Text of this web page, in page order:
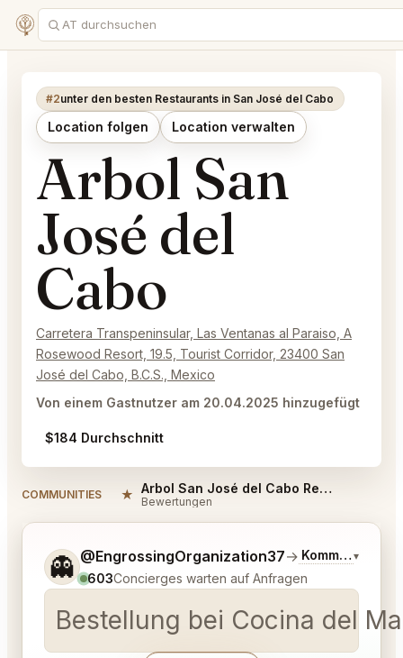
#2unter den besten Restaurants in San José del Cabo
Location folgen Location verwalten
Arbol San
José del
Cabo
Carretera Transpeninsular, Las Ventanas al Paraiso, A
Rosewood Resort, 19.5, Tourist Corridor, 23400 San
José del Cabo, B.C.S., Mexico
Von einem Gastnutzer am 20.04.2025 hinzugefügt
$184 Durchschnitt
COMMUNITIES ★ Arbol San José del Cabo Reviews
Bewertungen
👻 @EngrossingOrganization37→ Kommentar zu
▾
603Concierges warten auf Anfragen
Bestellung bei Cocina del
Sag mir noch etwas genauer, was du möchtest.